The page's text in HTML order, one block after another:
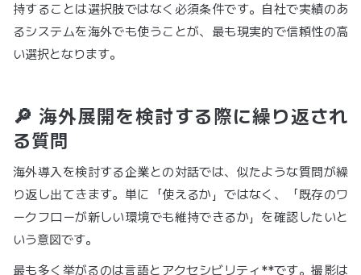
持することは選択肢ではなく必須条件です。自社で実績のあ
るシステムを海外でも使うことが、最も現実的で信頼性の高
い選択となります。
🔎 海外展開を検討する際に繰り返され
る質問
海外導入を検討する企業との対話では、似たような質問が繰
り返し出てきます。単に「使えるか」ではなく、「既存のワ
ークフローが新しい環境でも維持できるか」を確認したいと
いう意図です。
最も多く挙がるのは言語とアクセシビリティ**です。撮影は